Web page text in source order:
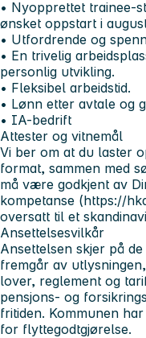
• Nyopprettet trainee-
ønsket oppstart i
• Utfordrende og
• En trivelig
personlig utvikling.
• Fleksibel arbeidstid.
• Lønn etter avtale og
• IA-bedrift
Attester og vitnemål
Vi ber om at du laster
format, sammen med
må være godkjent av
kompetanse (https://
oversatt til et
Ansettelsesvilkår
Ansettelsen skjer på
fremgår av
lover, reglement og
pensjons- og
fritiden. Kommunen
for flyttegodtgjørelse.